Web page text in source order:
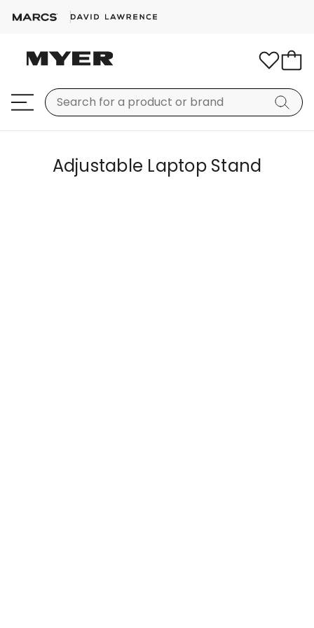
Adjustable Laptop Stand